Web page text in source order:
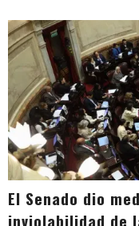
El Senado dio
inviolabilidad de